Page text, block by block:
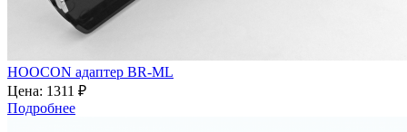
HOOCON адаптер BR-ML
Цена: 1311 ₽
Подробнее